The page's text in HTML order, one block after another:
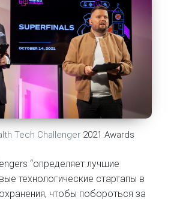
Tech Challenger2021 Awards
“определяет лучшие
технологические стартапы в
чтобы побороться за